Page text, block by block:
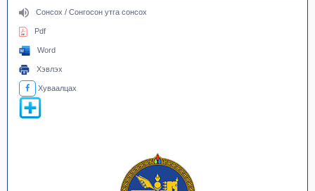
Сонсох / Сонгосон утга сонсох
Pdf
Word
Хэвлэх
Хуваалцах